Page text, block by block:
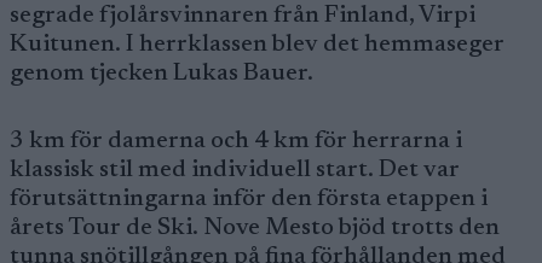
segrade fjolårsvinnaren från Finland, Virpi
Kuitunen. I herrklassen blev det hemmaseger
genom tjecken Lukas Bauer.
3 km för damerna och 4 km för herrarna i
klassisk stil med individuell start. Det var
förutsättningarna inför den första etappen i
årets Tour de Ski. Nove Mesto bjöd trotts den
tunna snötillgången på fina förhållanden med